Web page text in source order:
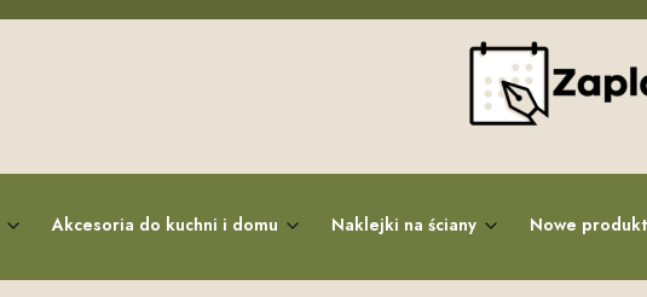
Akcesoria do kuchni i domu Naklejki na ściany Nowe